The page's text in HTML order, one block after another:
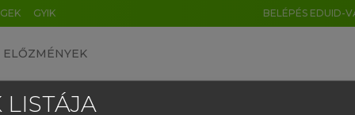
GYIK BELÉPÉS EDUID-
ELŐZMÉNYEK
LISTÁJA